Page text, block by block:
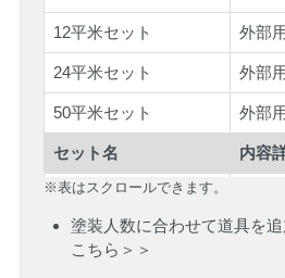
12平米セット 外部
24平米セット 外部
50平米セット 外部
セット名 内容
<道具付>3平米セット
<道具付>6平米セット 外部
※表はスクロールできます。
塗装人数に合わせて道具を
こちら＞＞